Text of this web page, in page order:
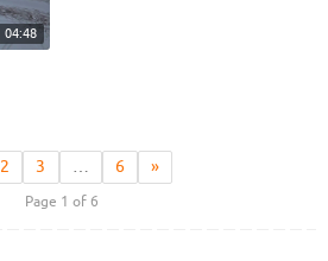
04:48
2 3 … 6 »
Page 1 of 6